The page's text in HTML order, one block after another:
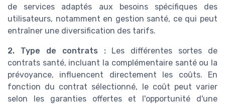
de services adaptés aux besoins spécifiques des
utilisateurs, notamment en gestion santé, ce qui peut
entraîner une diversification des tarifs.
2. Type de contrats :Les différentes sortes de
contrats santé, incluant la complémentaire santé ou la
prévoyance, influencent directement les coûts. En
fonction du contrat sélectionné, le coût peut varier
selon les garanties offertes et l'opportunité d'une